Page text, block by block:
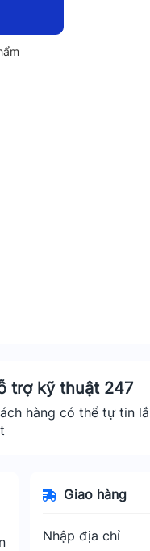
trợ kỹ thuật 247
hàng có thể tự tin
Giao hàng
Nhập địa chỉ